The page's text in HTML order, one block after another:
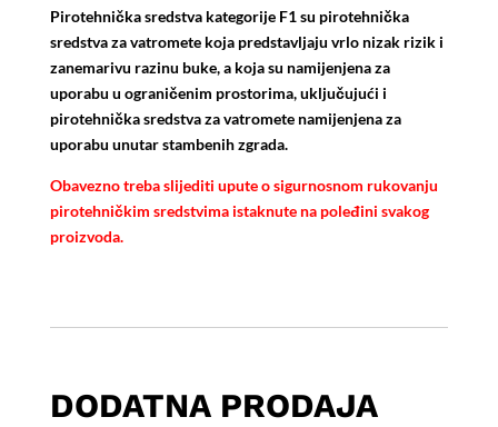
Pirotehnička sredstva kategorije F1 su pirotehnička
sredstva za vatromete koja predstavljaju vrlo nizak rizik i
zanemarivu razinu buke, a koja su namijenjena za
uporabu u ograničenim prostorima, uključujući i
pirotehnička sredstva za vatromete namijenjena za
uporabu unutar stambenih zgrada.
Obavezno treba slijediti upute o sigurnosnom rukovanju
pirotehničkim sredstvima istaknute na poleđini svakog
proizvoda.
DODATNA PRODAJA